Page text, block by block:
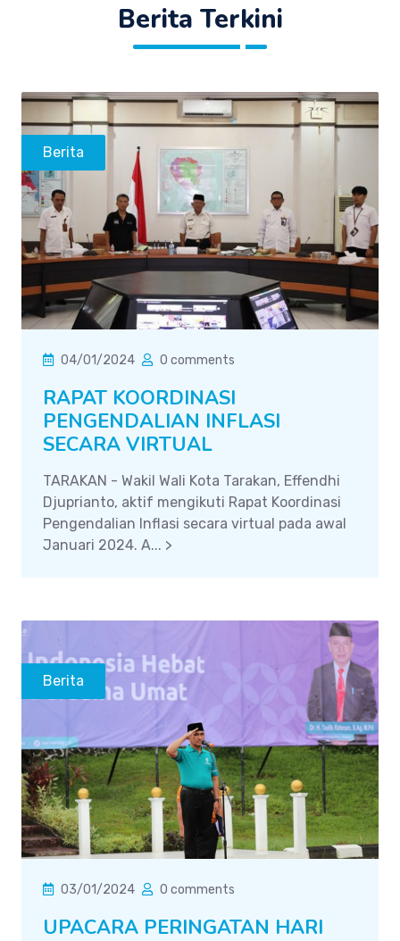
Berita Terkini
Berita
04/01/2024 0 comments
RAPAT KOORDINASI
PENGENDALIAN INFLASI
SECARA VIRTUAL
TARAKAN - Wakil Wali Kota Tarakan, Effendhi
Djuprianto, aktif mengikuti Rapat Koordinasi
Pengendalian Inflasi secara virtual pada awal
Januari 2024. A... >
Berita
03/01/2024 0 comments
UPACARA PERINGATAN HARI